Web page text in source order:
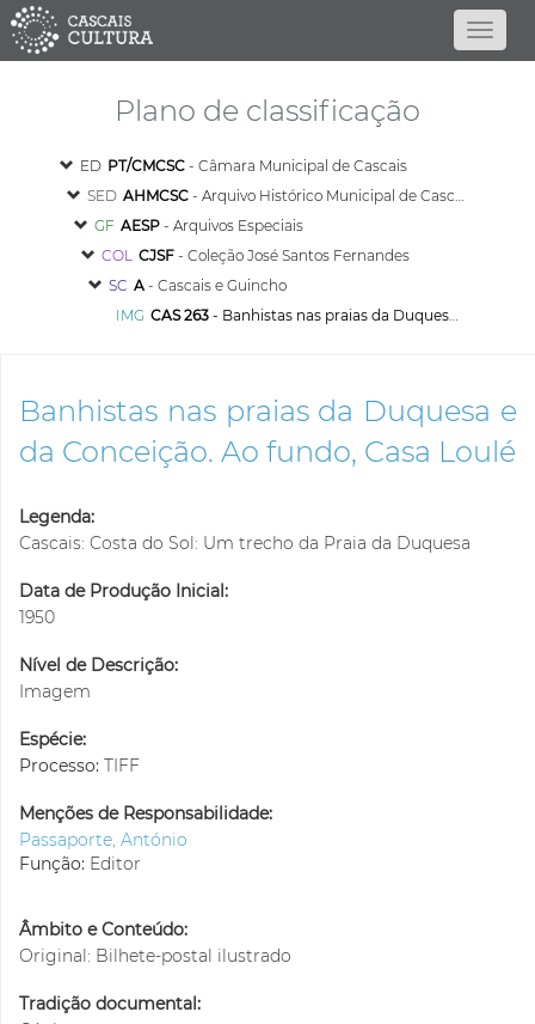
Plano de classificação
ED PT/CMCSC - Câmara Municipal de Cascais
SED AHMCSC - Arquivo Histórico Municipal de Cascais
GF AESP - Arquivos Especiais
COL CJSF - Coleção José Santos Fernandes
SC A - Cascais e Guincho
IMG CAS 263 - Banhistas nas praias da Duquesa e da Conceição. Ao fundo, Casa Loulé
Banhistas nas praias da Duquesa e
da Conceição. Ao fundo, Casa Loulé
Legenda:
Cascais: Costa do Sol: Um trecho da Praia da Duquesa
Data de Produção Inicial:
1950
Nível de Descrição:
Imagem
Espécie:
Processo: TIFF
Menções de Responsabilidade:
Passaporte, António
Função: Editor
Âmbito e Conteúdo:
Original: Bilhete-postal ilustrado
Tradição documental: